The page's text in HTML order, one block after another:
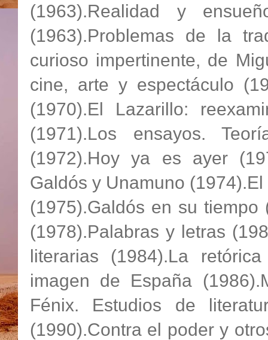
(1963).Realidad y
(1963).Problemas de la
curioso impertinente, de
cine, arte y espectáculo
(1970).El Lazarillo:
(1971).Los ensayos.
(1972).Hoy ya es ayer
Galdós y Unamuno
(1975).Galdós en su
(1978).Palabras y letras
literarias (1984).La
imagen de España
Fénix. Estudios de
(1990).Contra el poder y